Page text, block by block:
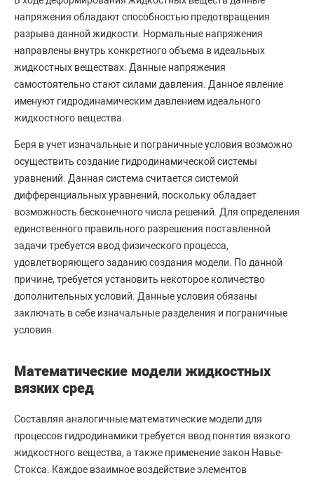
напряжения обладают способностью предотвращения
разрыва данной жидкости. Нормальные напряжения
направлены внутрь конкретного объема в идеальных
жидкостных веществах. Данные напряжения
самостоятельно стают силами давления. Данное явление
именуют гидродинамическим давлением идеального
жидкостного вещества.
Беря в учет изначальные и пограничные условия возможно
осуществить создание гидродинамической системы
уравнений. Данная система считается системой
дифференциальных уравнений, поскольку обладает
возможность бесконечного числа решений. Для определения
единственного правильного разрешения поставленной
задачи требуется ввод физического процесса,
удовлетворяющего заданию создания модели. По данной
причине, требуется установить некоторое количество
дополнительных условий. Данные условия обязаны
заключать в себе изначальные разделения и пограничные
условия.
Математические модели жидкостных
вязких сред
Составляя аналогичные математические модели для
процессов гидродинамики требуется ввод понятия вязкого
жидкостного вещества, а также применение закон Навье-
Стокса. Каждое взаимное воздействие элементов